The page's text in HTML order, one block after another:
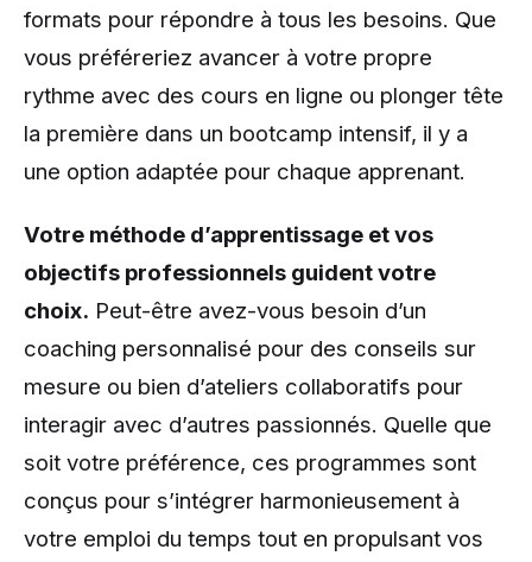
formats pour répondre à tous les besoins. Que
vous préféreriez avancer à votre propre
rythme avec des cours en ligne ou plonger tête
la première dans un bootcamp intensif, il y a
une option adaptée pour chaque apprenant.
Votre méthode d’apprentissage et vos
objectifs professionnels guident votre
choix. Peut-être avez-vous besoin d’un
coaching personnalisé pour des conseils sur
mesure ou bien d’ateliers collaboratifs pour
interagir avec d’autres passionnés. Quelle que
soit votre préférence, ces programmes sont
conçus pour s’intégrer harmonieusement à
votre emploi du temps tout en propulsant vos